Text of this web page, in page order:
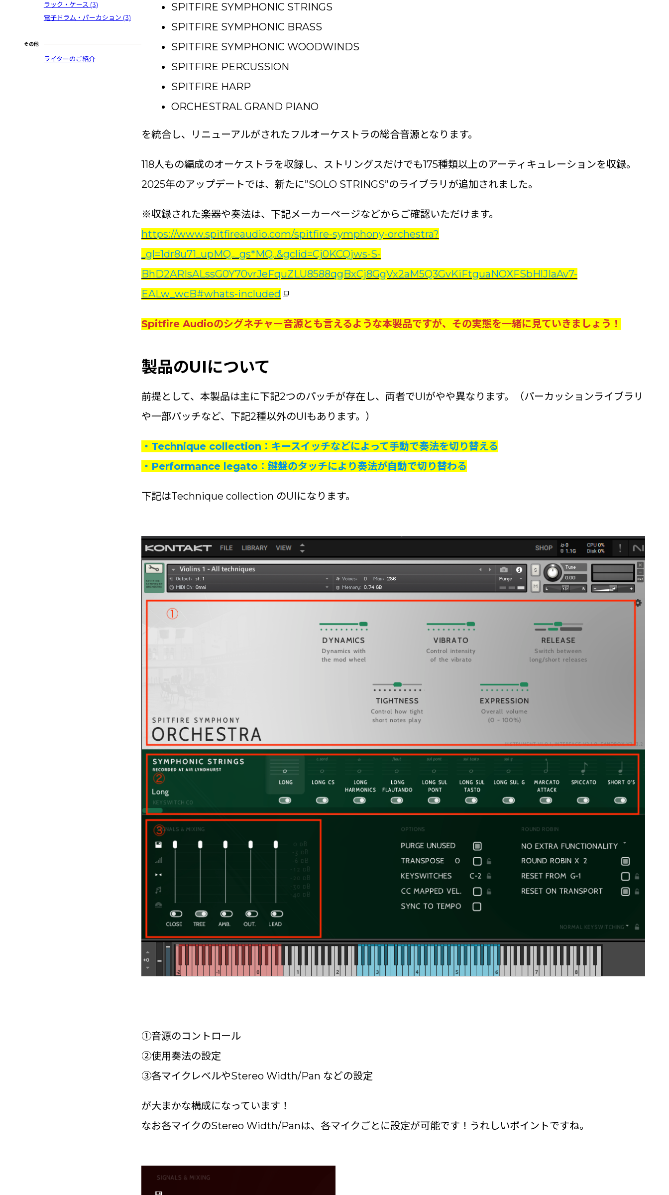
ラック・ケース (3)
電子ドラム・パーカション (3)
その他
ライターのご紹介
SPITFIRE SYMPHONIC STRINGS
SPITFIRE SYMPHONIC BRASS
SPITFIRE SYMPHONIC WOODWINDS
SPITFIRE PERCUSSION
SPITFIRE HARP
ORCHESTRAL GRAND PIANO
を統合し、リニューアルがされたフルオーケストラの総合音源となります。
118人もの編成のオーケストラを収録し、ストリングスだけでも175種類以上のアーティキュレーションを収録。
2025年のアップデートでは、新たに”SOLO STRINGS”のライブラリが追加されました。
※収録された楽器や奏法は、下記メーカーページなどからご確認いただけます。
https://www.spitfireaudio.com/spitfire-symphony-orchestra?
_gl=1dr8u71_upMQ.._gs*MQ..&gclid=Cj0KCQjws-S-
BhD2ARIsALssG0Y70vrJeFquZLU8588qgBxCj8GgVx2aM5Q3GvKiFtguaNOXFSbHlJIaAv7-
EALw_wcB#whats-included
Spitfire Audioのシグネチャー音源とも言えるような本製品ですが、その実態を一緒に見ていきましょう！
製品のUIについて
前提として、本製品は主に下記2つのパッチが存在し、両者でUIがやや異なります。（パーカッションライブラリ
や一部パッチなど、下記2種以外のUIもあります。）
・Technique collection：キースイッチなどによって手動で奏法を切り替える
・Performance legato：鍵盤のタッチにより奏法が自動で切り替わる
下記はTechnique collection のUIになります。
①音源のコントロール
②使用奏法の設定
③各マイクレベルやStereo Width/Pan などの設定
が大まかな構成になっています！
なお各マイクのStereo Width/Panは、各マイクごとに設定が可能です！うれしいポイントですね。